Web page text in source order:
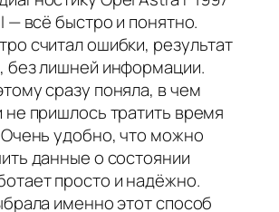
— всё быстро и понятно.
считал ошибки, результат
без лишней информации.
сразу поняла, в чем
пришлось тратить время
Очень удобно, что можно
данные о состоянии
просто и надёжно.
именно этот способ